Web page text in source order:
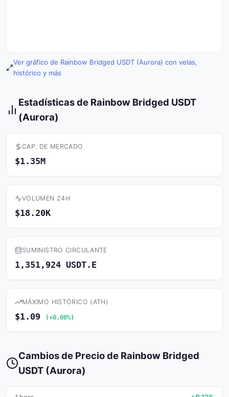
Ver gráfico de Rainbow Bridged USDT (Aurora) con velas,
histórico y más
Estadísticas de Rainbow Bridged USDT
(Aurora)
CAP. DE MERCADO
$1.35M
VOLUMEN 24H
$18.20K
SUMINISTRO CIRCULANTE
1,351,924 USDT.E
MÁXIMO HISTÓRICO (ATH)
$1.09 (+0.00%)
Cambios de Precio de Rainbow Bridged
USDT (Aurora)